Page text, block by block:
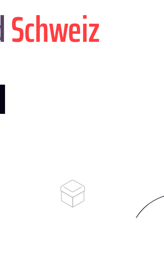
Schweiz